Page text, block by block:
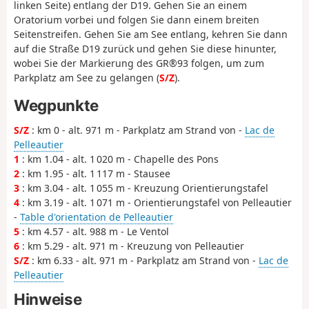
linken Seite) entlang der D19. Gehen Sie an einem
Oratorium vorbei und folgen Sie dann einem breiten
Seitenstreifen. Gehen Sie am See entlang, kehren Sie dann
auf die Straße D19 zurück und gehen Sie diese hinunter,
wobei Sie der Markierung des GR®93 folgen, um zum
Parkplatz am See zu gelangen (S/Z).
Wegpunkte
S/Z : km 0 - alt. 971 m - Parkplatz am Strand von - Lac de
Pelleautier
1 : km 1.04 - alt. 1 020 m - Chapelle des Pons
2 : km 1.95 - alt. 1 117 m - Stausee
3 : km 3.04 - alt. 1 055 m - Kreuzung Orientierungstafel
4 : km 3.19 - alt. 1 071 m - Orientierungstafel von Pelleautier
- Table d'orientation de Pelleautier
5 : km 4.57 - alt. 988 m - Le Ventol
6 : km 5.29 - alt. 971 m - Kreuzung von Pelleautier
S/Z : km 6.33 - alt. 971 m - Parkplatz am Strand von - Lac de
Pelleautier
Hinweise